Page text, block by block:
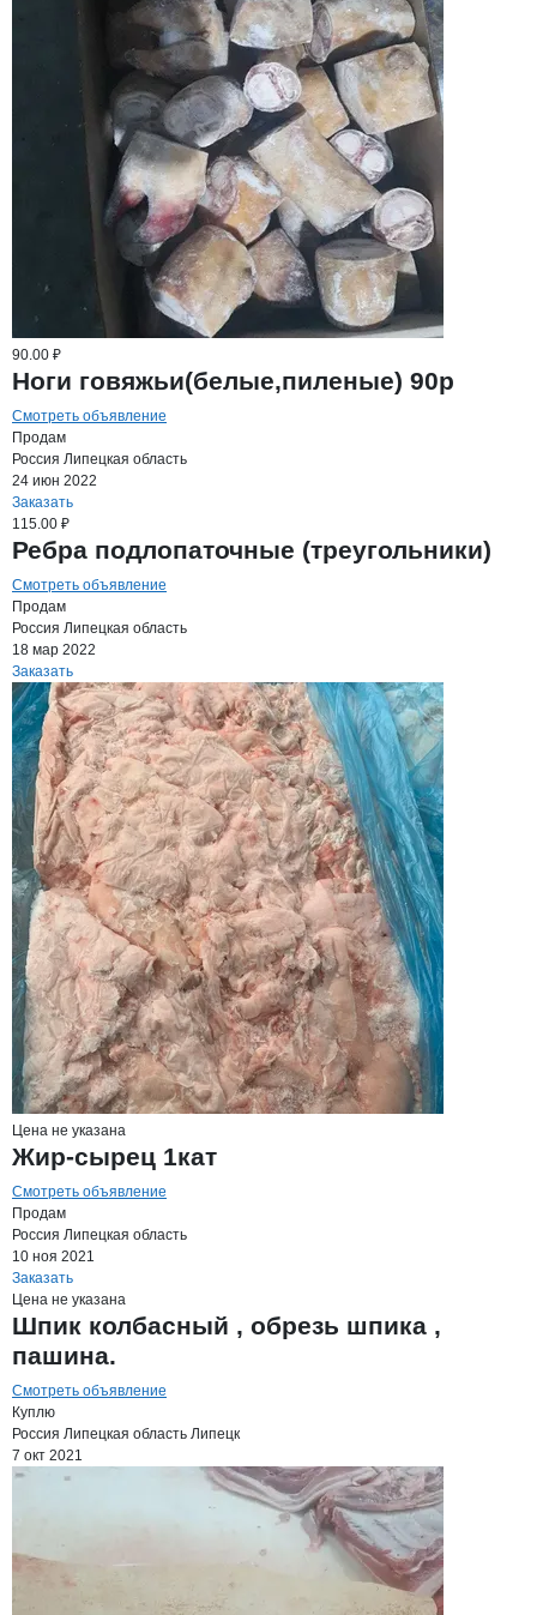
90.00 ₽
Ноги говяжьи(белые,пиленые) 90р
Смотреть объявление
Продам
Россия Липецкая область
24 июн 2022
Заказать
115.00 ₽
Ребра подлопаточные (треугольники)
Смотреть объявление
Продам
Россия Липецкая область
18 мар 2022
Заказать
Цена не указана
Жир-сырец 1кат
Смотреть объявление
Продам
Россия Липецкая область
10 ноя 2021
Заказать
Цена не указана
Шпик колбасный , обрезь шпика ,
пашина.
Смотреть объявление
Куплю
Россия Липецкая область Липецк
7 окт 2021